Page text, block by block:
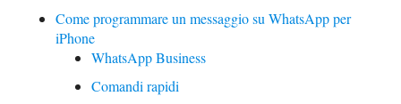
Come programmare un messaggio su WhatsApp per
iPhone
WhatsApp Business
Comandi rapidi